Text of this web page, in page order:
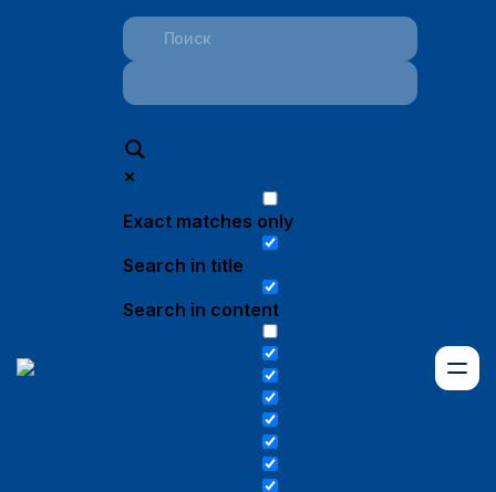
Exact matches only
Search in title
Search in content